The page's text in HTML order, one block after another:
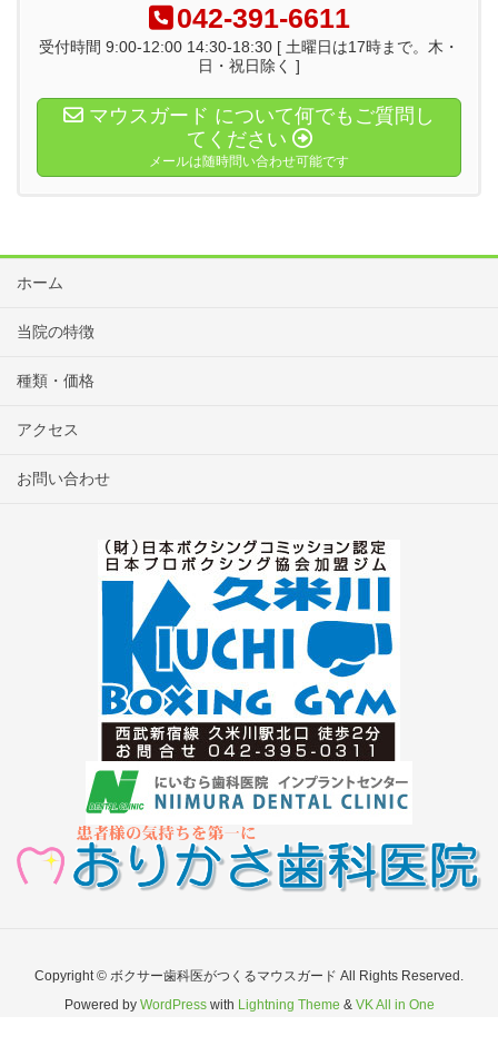
042-391-6611
受付時間 9:00-12:00 14:30-18:30 [ 土曜日は17時まで。木・
日・祝日除く ]
マウスガード について何でもご質問し
てください
メールは随時問い合わせ可能です
ホーム
当院の特徴
種類・価格
アクセス
お問い合わせ
Copyright © ボクサー歯科医がつくるマウスガード All Rights Reserved.
Powered by WordPresswith Lightning Theme & VK All in One